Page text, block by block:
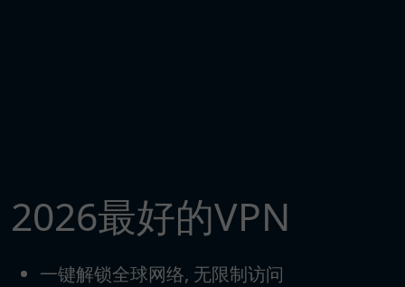
2026最好的VPN
一键解锁全球网络, 无限制访问